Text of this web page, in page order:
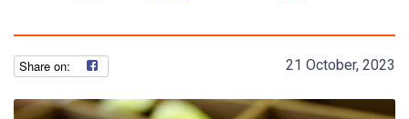
21 October, 2023